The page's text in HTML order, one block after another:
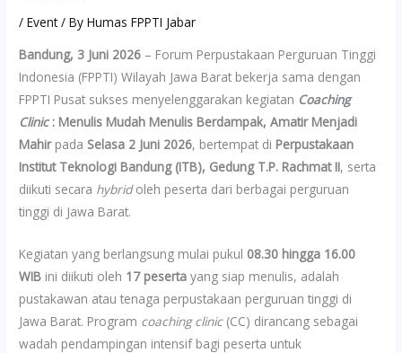
/Event/ ByHumas FPPTI Jabar
Bandung, 3 Juni 2026 – Forum Perpustakaan Perguruan Tinggi
Indonesia (FPPTI) Wilayah Jawa Barat bekerja sama dengan
FPPTI Pusat sukses menyelenggarakan kegiatan Coaching
Clinic: Menulis Mudah Menulis Berdampak, Amatir Menjadi
Mahirpada Selasa 2 Juni 2026, bertempat di Perpustakaan
Institut Teknologi Bandung (ITB), Gedung T.P. Rachmat II, serta
diikuti secara hybridoleh peserta dari berbagai perguruan
tinggi di Jawa Barat.
Kegiatan yang berlangsung mulai pukul 08.30 hingga 16.00
WIB ini diikuti oleh 17 pesertayang siap menulis, adalah
pustakawan atau tenaga perpustakaan perguruan tinggi di
Jawa Barat. Program coaching clinic(CC) dirancang sebagai
wadah pendampingan intensif bagi peserta untuk